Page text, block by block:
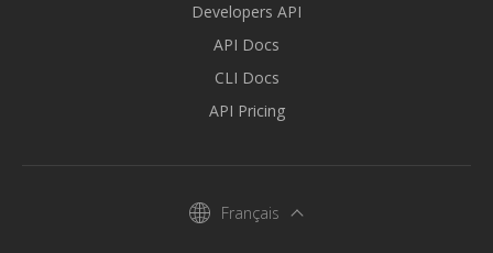
Developers API
API Docs
CLI Docs
API Pricing
Français